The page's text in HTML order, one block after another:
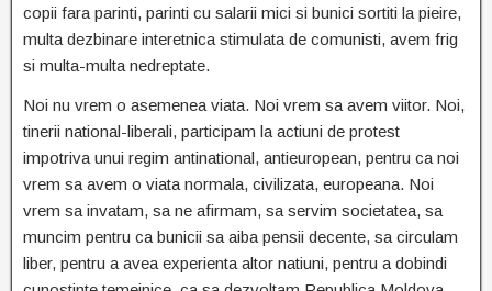
copii fara parinti, parinti cu salarii mici si bunici sortiti la pieire,
multa dezbinare interetnica stimulata de comunisti, avem frig
si multa-multa nedreptate.
Noi nu vrem o asemenea viata. Noi vrem sa avem viitor. Noi,
tinerii national-liberali, participam la actiuni de protest
impotriva unui regim antinational, antieuropean, pentru ca noi
vrem sa avem o viata normala, civilizata, europeana. Noi
vrem sa invatam, sa ne afirmam, sa servim societatea, sa
muncim pentru ca bunicii sa aiba pensii decente, sa circulam
liber, pentru a avea experienta altor natiuni, pentru a dobindi